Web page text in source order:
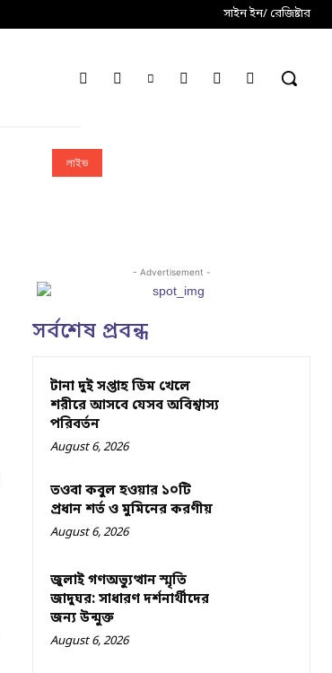
সাইন ইন/ রেজিষ্টার
লাইভ
- Advertisement -
সর্বশেষ প্রবন্ধ
টানা দুই সপ্তাহ ডিম খেলে
শরীরে আসবে যেসব অবিশ্বাস্য
পরিবর্তন
August 6, 2026
তওবা কবুল হওয়ার ১০টি
প্রধান শর্ত ও মুমিনের করণীয়
August 6, 2026
জুলাই গণঅভ্যুত্থান স্মৃতি
জাদুঘর: সাধারণ দর্শনার্থীদের
জন্য উন্মুক্ত
August 6, 2026